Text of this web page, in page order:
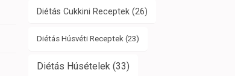
Diétás Cukkini Receptek(26)
Diétás Húsvéti Receptek (23)
Diétás Húsételek (33)